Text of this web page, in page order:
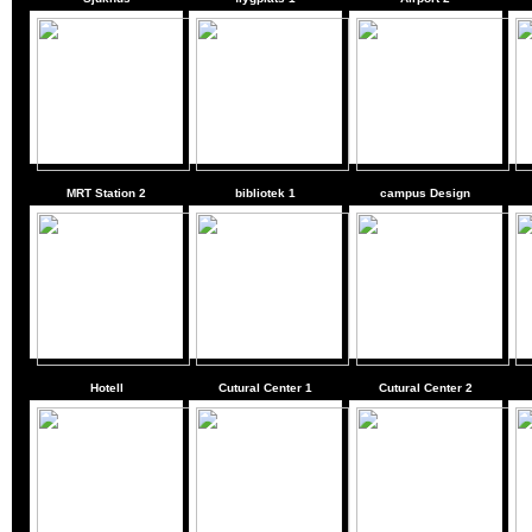
MRT Station 2 bibliotek 1 campus Design
Hotell Cutural Center 1 Cutural Center 2